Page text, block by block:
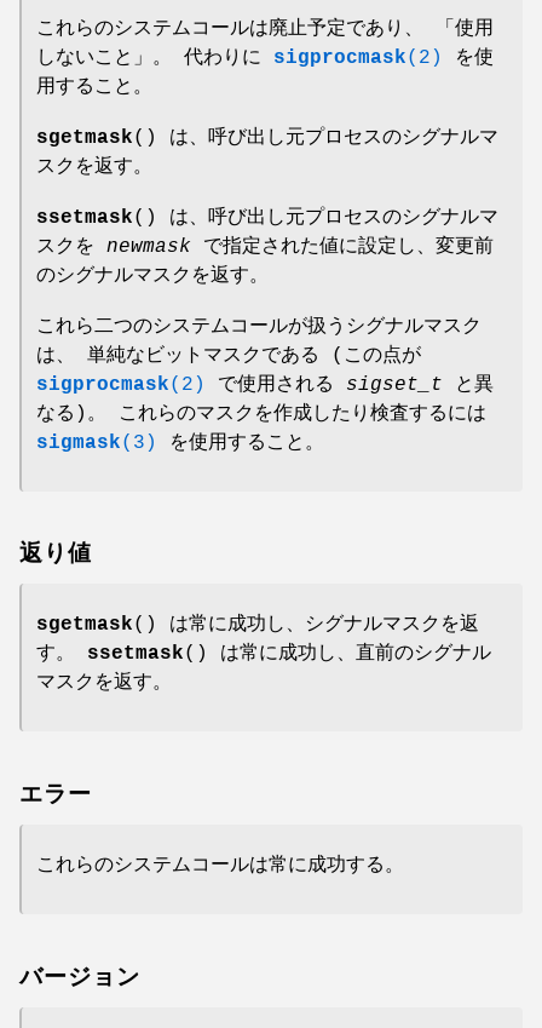
これらのシステムコールは廃止予定であり、 「使用
しないこと」。 代わりに sigprocmask(2)
を使
用すること。
sgetmask() は、呼び出し元プロセスのシグナルマ
スクを返す。
ssetmask() は、呼び出し元プロセスのシグナルマ
スクを newmask で指定された値に設定し、変更前
のシグナルマスクを返す。
これら二つのシステムコールが扱うシグナルマスク
は、 単純なビットマスクである (この点が
sigprocmask(2) で使用される sigset_t と異
なる)。 これらのマスクを作成したり検査するには
sigmask(3) を使用すること。
返り値
sgetmask() は常に成功し、シグナルマスクを返
す。 ssetmask() は常に成功し、直前のシグナル
マスクを返す。
エラー
これらのシステムコールは常に成功する。
バージョン